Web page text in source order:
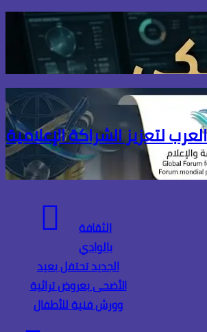
لتعزيز الشراكة الإعلامية
الثقافة
بالوادي
الجديد تحتفل بعيد
الأضحى بعروض تراثية
وورش فنية للأطفال